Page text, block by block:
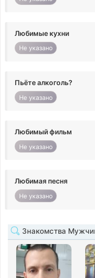
Любимые кухни
Не указано
Пьёте алкоголь?
Не указано
Любимый фильм
Не указано
Любимая песня
Не указано
Знакомства